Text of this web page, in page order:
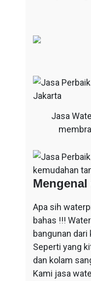
Jasa
kemudahan
Apa sih
bahas !!!
bangunan
Seperti yang
dan kolam
Kami jasa